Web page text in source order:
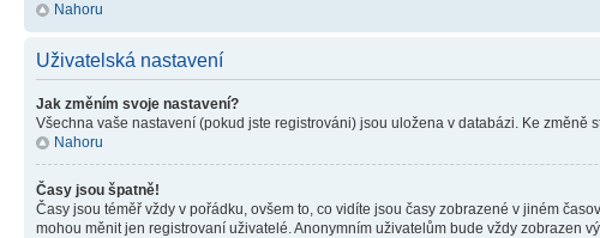
Nahoru
Uživatelská nastavení
Jak změním svoje nastavení?
Všechna vaše nastavení (pokud jste registrováni) jsou uložena v databázi. Ke změně
Nahoru
Časy jsou špatně!
Časy jsou téměř vždy v pořádku, ovšem to, co vidíte jsou časy zobrazené v jiném
mohou měnit jen registrovaní uživatelé. Anonymním uživatelům bude vždy zobrazen